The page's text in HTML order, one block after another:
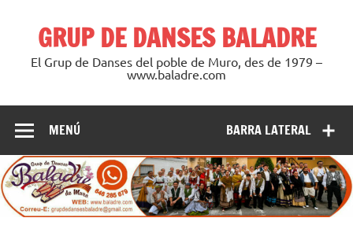
contenidoGRUP DE DANSES BALADRE
El Grup de Danses del poble de Muro, des de 1979 –
www.baladre.com
BARRA LATERAL
MENÚ